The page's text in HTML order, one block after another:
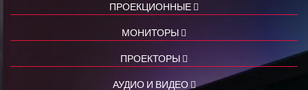
ПРОЕКЦИОННЫЕ
МОНИТОРЫ
ПРОЕКТОРЫ
АУДИО И ВИДЕО